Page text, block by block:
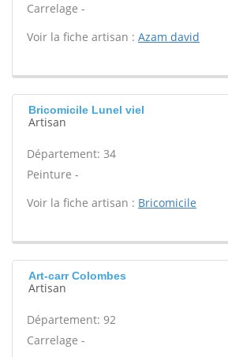
Carrelage -
Voir la fiche artisan : Azam david
Bricomicile Lunel viel
Artisan
Département: 34
Peinture -
Voir la fiche artisan : Bricomicile
Art-carr Colombes
Artisan
Département: 92
Carrelage -